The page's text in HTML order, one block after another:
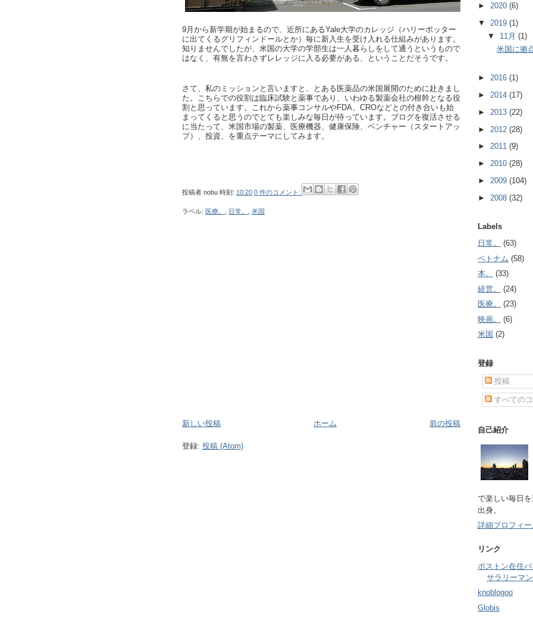
9月から新学期が始まるので、近所にあるYale大学のカレッジ（ハリーポッター
に出てくるグリフィンドールとか）毎に新入生を受け入れる仕組みがあります。
知りませんでしたが、米国の大学の学部生は一人暮らしをして通うというもので
はなく、有無を言わさずレレッジに入る必要がある、ということだそうです。
さて、私のミッションと言いますと、とある医薬品の米国展開のために赴きまし
た。こちらでの役割は臨床試験と薬事であり、いわゆる製薬会社の根幹となる役
割と思っています。これから薬事コンサルやFDA、CROなどとの付き合いも始
まってくると思うのでとても楽しみな毎日が待っています。ブログを復活させる
に当たって、米国市場の製薬、医療機器、健康保険、ベンチャー（スタートアッ
プ）、投資、を重点テーマにしてみます。
投稿者 nobu 時刻: 10:20 0 件のコメント:
ラベル: 医療。 , 日常。 , 米国
新しい投稿 前の投稿
ホーム
登録: 投稿 (Atom)
► 2020 (6)
▼ 2019 (1)
▼ 11月 (1)
米国に拠
► 2016 (1)
► 2014 (17)
► 2013 (22)
► 2012 (28)
► 2011 (9)
► 2010 (28)
► 2009 (104)
► 2008 (32)
Labels
日常。
(63)
ベトナム (58)
本。
(33)
経営。
(24)
医療。
(23)
映画。
(6)
米国 (2)
登録
投稿
すべてのコ
自己紹介
で楽しい毎日
出身。
詳細プロフィ
リンク
ボストン在住
サラリーマ
knoblogoo
Globis